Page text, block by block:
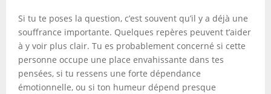
Si tu te poses la question, c’est souvent qu’il y a déjà une
souffrance importante. Quelques repères peuvent t’aider
à y voir plus clair. Tu es probablement concerné si cette
personne occupe une place envahissante dans tes
pensées, si tu ressens une forte dépendance
émotionnelle, ou si ton humeur dépend presque